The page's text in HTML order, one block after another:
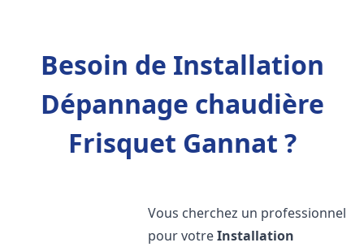
Besoin de Installation
Dépannage chaudière
Frisquet Gannat ?
Vous cherchez un professionnel
pour votreInstallation